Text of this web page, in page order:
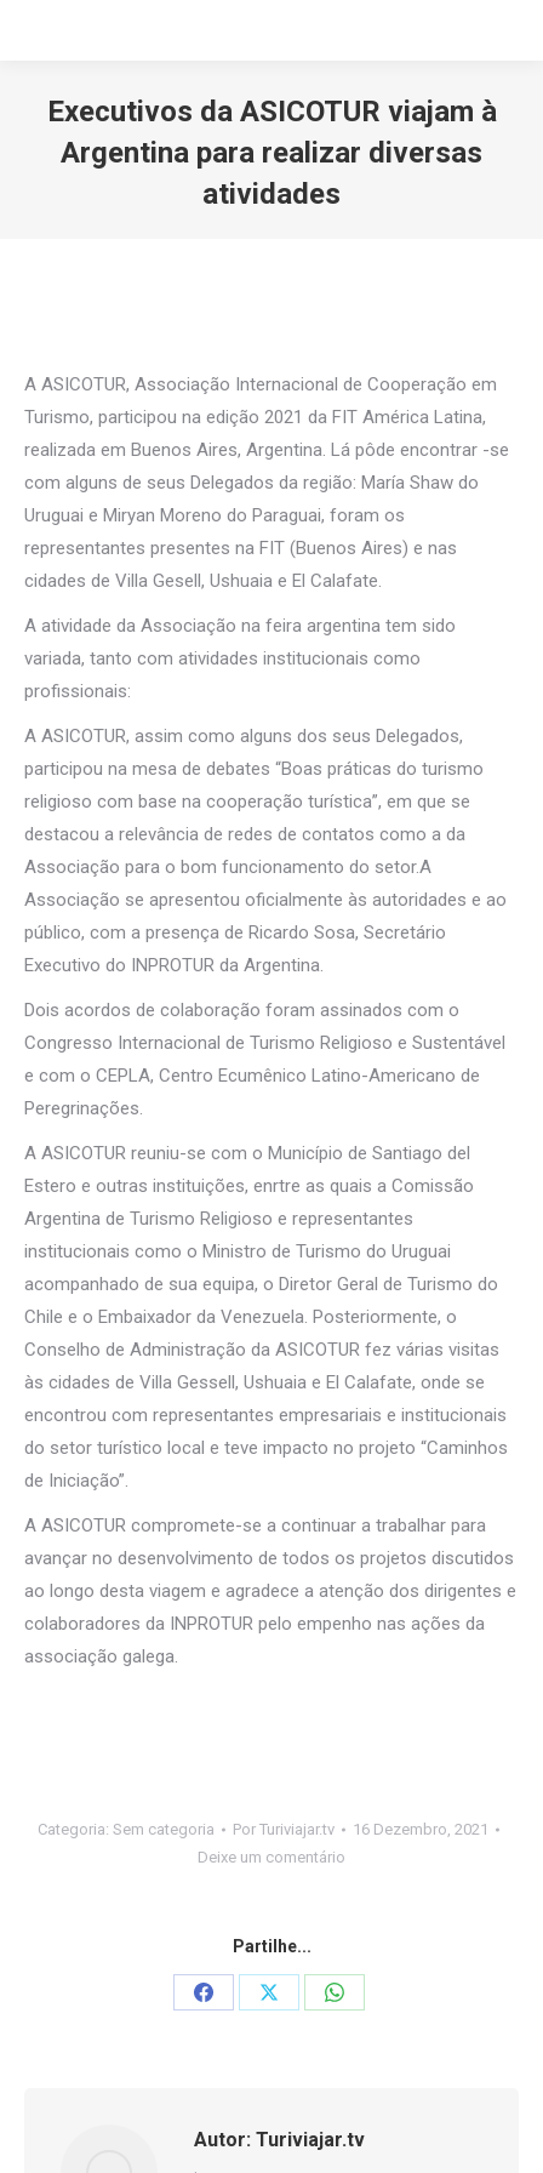
Executivos da ASICOTUR viajam à
Argentina para realizar diversas
atividades
A ASICOTUR, Associação Internacional de Cooperação em
Turismo, participou na edição 2021 da FIT América Latina,
realizada em Buenos Aires, Argentina. Lá pôde encontrar -se
com alguns de seus Delegados da região: María Shaw do
Uruguai e Miryan Moreno do Paraguai, foram os
representantes presentes na FIT (Buenos Aires) e nas
cidades de Villa Gesell, Ushuaia e El Calafate.
A atividade da Associação na feira argentina tem sido
variada, tanto com atividades institucionais como
profissionais:
A ASICOTUR, assim como alguns dos seus Delegados,
participou na mesa de debates “Boas práticas do turismo
religioso com base na cooperação turística”, em que se
destacou a relevância de redes de contatos como a da
Associação para o bom funcionamento do setor.A
Associação se apresentou oficialmente às autoridades e ao
público, com a presença de Ricardo Sosa, Secretário
Executivo do INPROTUR da Argentina.
Dois acordos de colaboração foram assinados com o
Congresso Internacional de Turismo Religioso e Sustentável
e com o CEPLA, Centro Ecumênico Latino-Americano de
Peregrinações.
A ASICOTUR reuniu-se com o Município de Santiago del
Estero e outras instituições, enrtre as quais a Comissão
Argentina de Turismo Religioso e representantes
institucionais como o Ministro de Turismo do Uruguai
acompanhado de sua equipa, o Diretor Geral de Turismo do
Chile e o Embaixador da Venezuela. Posteriormente, o
Conselho de Administração da ASICOTUR fez várias visitas
às cidades de Villa Gessell, Ushuaia e El Calafate, onde se
encontrou com representantes empresariais e institucionais
do setor turístico local e teve impacto no projeto “Caminhos
de Iniciação”.
A ASICOTUR compromete-se a continuar a trabalhar para
avançar no desenvolvimento de todos os projetos discutidos
ao longo desta viagem e agradece a atenção dos dirigentes e
colaboradores da INPROTUR pelo empenho nas ações da
associação galega.
Categoria: Sem categoria Por Turiviajar.tv
16 Dezembro, 2021
Deixe um comentário
Partilhe...
Share
Share
Share
Autor: Turiviajar.tv